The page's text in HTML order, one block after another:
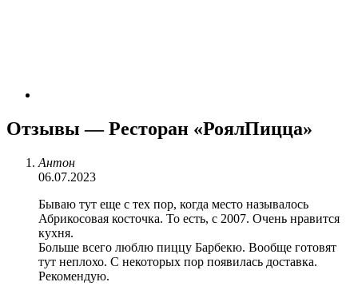
Отзывы — Ресторан «РоялПицца»
Антон
06.07.2023
Бываю тут еще с тех пор, когда место называлось
Абрикосовая косточка. То есть, с 2007. Очень нравится
кухня.
Больше всего люблю пиццу Барбекю. Вообще готовят
тут неплохо. С некоторых пор появилась доставка.
Рекомендую.